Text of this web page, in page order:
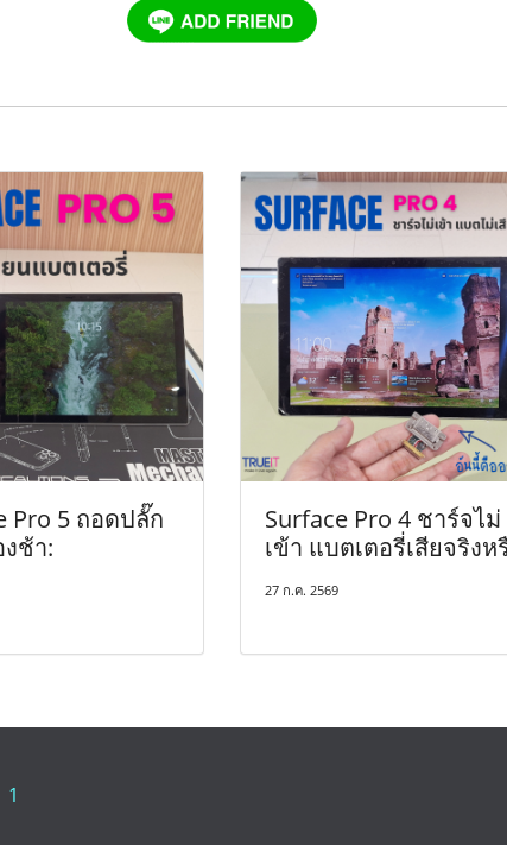
Pro 5 ถอดปลั๊ก
ช้า:
Surface Pro 4 ชาร์จไม่
เข้า แบตเตอรี่เสียจริงห
27 ก.ค. 2569
1